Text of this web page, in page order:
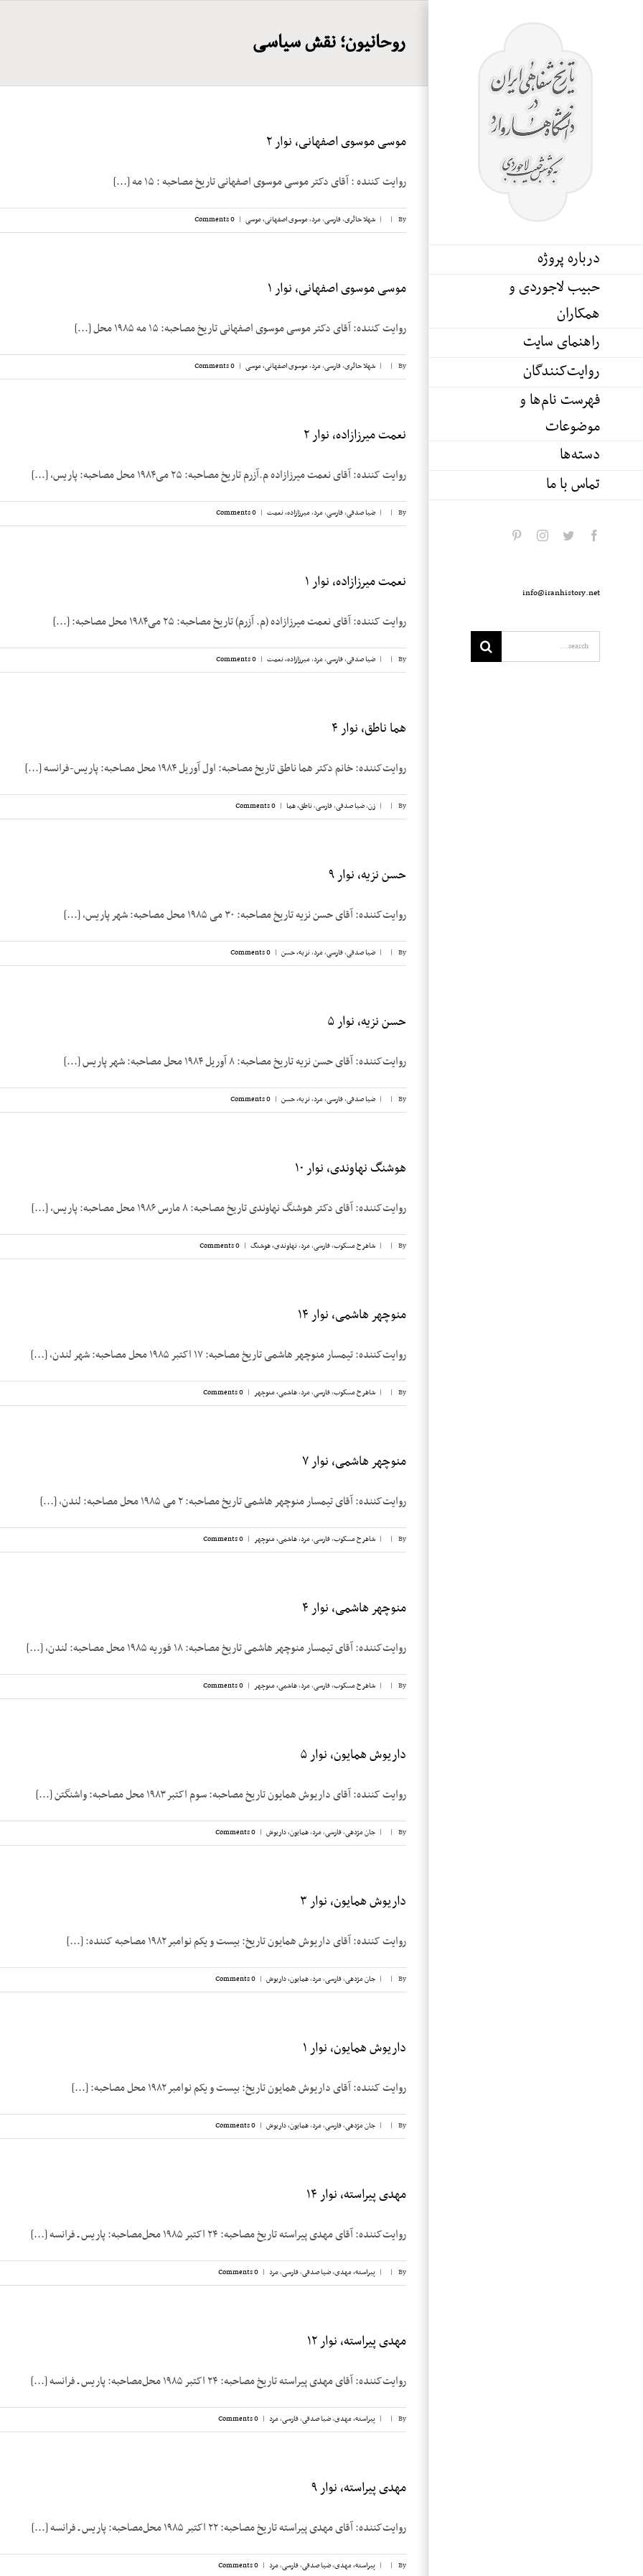
درباره پروژه
حبیب لاجوردی و
همکاران
راهنمای سایت
روایت‌کنندگان
فهرست نام‌ها و
موضوعات
دسته‌ها
تماس با ما
facebook
twitter
instagram
info@iranhistory.net
روحانیون؛ نقش سیاسی
موسی موسوی اصفهانی، نوار ۲
روایت کننده : آقای دکتر موسی موسوی اصفهانی تاریخ مصاحبه‌ : ۱۵ مه [...]
By
|
| شهلا حائری,فارسی,مرد,موسوی اصفهانی، موسی |
0 Comments
موسی موسوی اصفهانی، نوار ۱
روایت کننده: آقای دکتر موسی موسوی اصفهانی تاریخ مصاحبه‌: ۱۵ مه ۱۹۸۵ محل [...]
By
|
| شهلا حائری,فارسی,مرد,موسوی اصفهانی، موسی |
0 Comments
نعمت میرزازاده، نوار ۲
روایت کننده: آقای نعمت میرزازاده م.آزرم تاریخ مصاحبه: ۲۵ می‌۱۹۸۴ محل مصاحبه: پاریس، [...]
By
|
| ضیا صدقی,فارسی,مرد,میرزازاده، نعمت |
0 Comments
نعمت میرزازاده، نوار ۱
روایت کننده: آقای نعمت میرزازاده (م. آزرم) تاریخ مصاحبه: ۲۵ می‌۱۹۸۴ محل مصاحبه: [...]
By
|
| ضیا صدقی,فارسی,مرد,میرزازاده، نعمت |
0 Comments
هما ناطق، نوار ۴
روایت‌کننده: خانم دکتر هما ناطق تاریخ مصاحبه: اول آوریل ۱۹۸۴ محل مصاحبه: پاریس-فرانسه [...]
By
|
| زن,ضیا صدقی,فارسی,ناطق، هما |
0 Comments
حسن نزیه، نوار ۹
روایت‌کننده: آقای حسن نزیه تاریخ مصاحبه: ۳۰ می ۱۹۸۵ محل مصاحبه: شهر پاریس، [...]
By
|
| ضیا صدقی,فارسی,مرد,نزیه، حسن |
0 Comments
حسن نزیه، نوار ۵
روایت‌کننده: آقای حسن نزیه تاریخ مصاحبه: ۸ آوریل ۱۹۸۴ محل مصاحبه: شهر پاریس [...]
By
|
| ضیا صدقی,فارسی,مرد,نزیه، حسن |
0 Comments
هوشنگ نهاوندی، نوار ۱۰
روایت‌کننده: آقای دکتر هوشنگ نهاوندی تاریخ مصاحبه: ۸ مارس ۱۹۸۶ محل مصاحبه: پاریس، [...]
By
|
| شاهرخ مسکوب,فارسی,مرد,نهاوندی، هوشنگ |
0 Comments
منوچهر هاشمی، نوار ۱۴
روایت‌کننده: تیمسار منوچهر هاشمی تاریخ مصاحبه: ۱۷ اکتبر ۱۹۸۵ محل مصاحبه: شهر لندن، [...]
By
|
| شاهرخ مسکوب,فارسی,مرد,هاشمی، منوچهر |
0 Comments
منوچهر هاشمی، نوار ۷
روایت‌کننده: آقای تیمسار منوچهر هاشمی تاریخ مصاحبه: ۲ می ۱۹۸۵ محل مصاحبه: لندن، [...]
By
|
| شاهرخ مسکوب,فارسی,مرد,هاشمی، منوچهر |
0 Comments
منوچهر هاشمی، نوار ۴
روایت‌کننده: آقای تیمسار منوچهر هاشمی تاریخ مصاحبه: ۱۸ فوریه ۱۹۸۵ محل مصاحبه: لندن، [...]
By
|
| شاهرخ مسکوب,فارسی,مرد,هاشمی، منوچهر |
0 Comments
داریوش همایون، نوار ۵
روایت کننده: آقای داریوش همایون تاریخ مصاحبه: سوم اکتبر ۱۹۸۳ محل مصاحبه: واشنگتن [...]
By
|
| جان مژدهی,فارسی,مرد,همایون، داریوش |
0 Comments
داریوش همایون، نوار ۳
روایت کننده: آقای داریوش همایون تاریخ: بیست و یکم نوامبر ۱۹۸۲ مصاحبه کننده: [...]
By
|
| جان مژدهی,فارسی,مرد,همایون، داریوش |
0 Comments
داریوش همایون، نوار ۱
روایت کننده: آقای داریوش همایون تاریخ: بیست و یکم نوامبر ۱۹۸۲ محل مصاحبه: [...]
By
|
| جان مژدهی,فارسی,مرد,همایون، داریوش |
0 Comments
مهدی پیراسته، نوار ۱۴
روایت‌کننده: آقای مهدی پیراسته تاریخ مصاحبه: ۲۴ اکتبر ۱۹۸۵ محل‌مصاحبه: پاریس ـ فرانسه [...]
By
|
| پیراسته، مهدی,ضیا صدقی,فارسی,مرد |
0 Comments
مهدی پیراسته، نوار ۱۲
روایت‌کننده: آقای مهدی پیراسته تاریخ مصاحبه: ۲۴ اکتبر ۱۹۸۵ محل‌مصاحبه: پاریس ـ فرانسه [...]
By
|
| پیراسته، مهدی,ضیا صدقی,فارسی,مرد |
0 Comments
مهدی پیراسته، نوار ۹
روایت‌کننده: آقای مهدی پیراسته تاریخ مصاحبه: ۲۲ اکتبر ۱۹۸۵ محل‌مصاحبه: پاریس ـ فرانسه [...]
By
|
| پیراسته، مهدی,ضیا صدقی,فارسی,مرد |
0 Comments